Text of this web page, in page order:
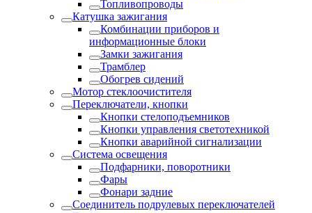
Топливопроводы
Катушка зажигания
Комбинации приборов и
информационные блоки
Замки зажигания
Трамблер
Обогрев сидений
Мотор стеклоочистителя
Переключатели, кнопки
Кнопки стелоподъемников
Кнопки управления светотехникой
Кнопки аварийной сигнализации
Система освещения
Подфарники, поворотники
Фары
Фонари задние
Соединитель подрулевых переключателей